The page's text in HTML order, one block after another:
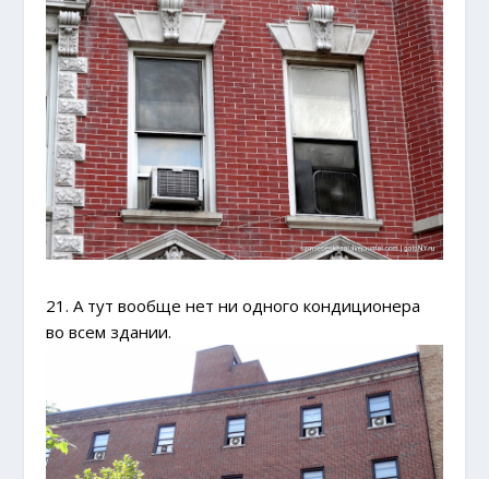
21. А тут вообще нет ни одного кондиционера
во всем здании.